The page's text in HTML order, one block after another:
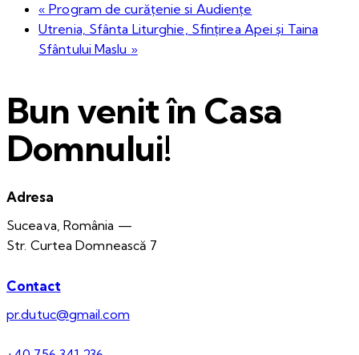
« Program de curățenie si Audiențe
Utrenia, Sfânta Liturghie, Sfințirea Apei și Taina
Sfântului Maslu »
Bun venit în Casa
Domnului!
Adresa
Suceava, România —
Str. Curtea Domnească 7
Contact
pr.dutuc@gmail.com